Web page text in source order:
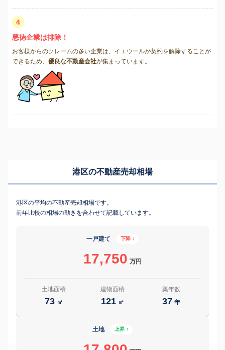
4
悪徳企業は排除！
お客様からのクレームの多い企業は、イエウールが契約を解除することが
できるため、 優良な不動産会社が集まっています。
港区の不動産売却相場
港区の平均の不動産売却相場です。
前年比較の相場の動きを合わせて記載しています。
一戸建て 下降 ↓
17,750 万円
土地面積
73 ㎡
建物面積
121 ㎡
築年数
37 年
土地 上昇 ↑